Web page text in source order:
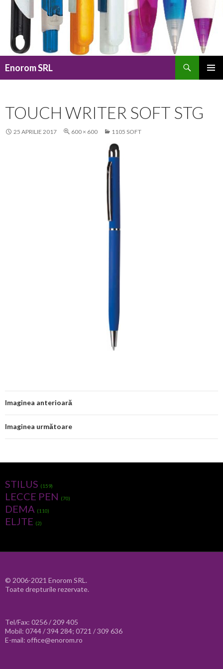
Enorom SRL
TOUCH WRITER SOFT STG
25 APRILIE 2017 600 × 600 1105 SOFT
Imaginea anterioară
Imaginea următoare
STILUS (159)
LECCE PEN (70)
DEMA (110)
ELJTE (2)
© 2006-2021 Enorom SRL.
Toate drepturile rezervate.
Tel/Fax: 0256 / 209 405
Mobil: 0744 / 394 284; 0721 / 309 636
E-mail: office@enorom.ro